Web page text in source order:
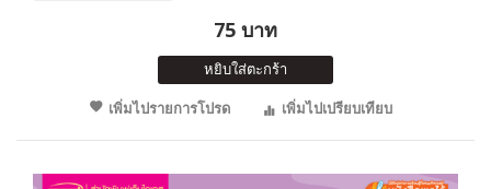
75 บาท
หยิบใส่ตะกร้า
เพิ่มไปรายการโปรด
เพิ่มไปเปรียบเทียบ